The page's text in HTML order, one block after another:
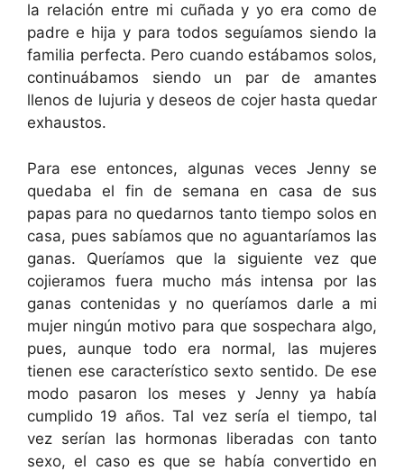
la relación entre mi cuñada y yo era como de
padre e hija y para todos seguíamos siendo la
familia perfecta. Pero cuando estábamos solos,
continuábamos siendo un par de amantes
llenos de lujuria y deseos de cojer hasta quedar
exhaustos.
Para ese entonces, algunas veces Jenny se
quedaba el fin de semana en casa de sus
papas para no quedarnos tanto tiempo solos en
casa, pues sabíamos que no aguantaríamos las
ganas. Queríamos que la siguiente vez que
cojieramos fuera mucho más intensa por las
ganas contenidas y no queríamos darle a mi
mujer ningún motivo para que sospechara algo,
pues, aunque todo era normal, las mujeres
tienen ese característico sexto sentido. De ese
modo pasaron los meses y Jenny ya había
cumplido 19 años. Tal vez sería el tiempo, tal
vez serían las hormonas liberadas con tanto
sexo, el caso es que se había convertido en